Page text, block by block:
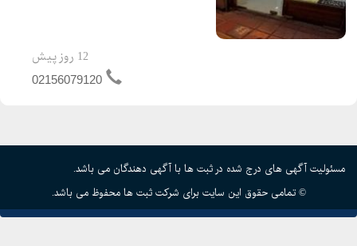
نقاط کشور با پست پیشتاز میباشد. زمان
12 روز پیش
02156079120
مسئولیت آگهی های درج شده در ثبت ها با آگهی دهندگان می باشد.
© تمامی حقوق این سایت برای شرکت ثبت ها محفوظ می باشد.